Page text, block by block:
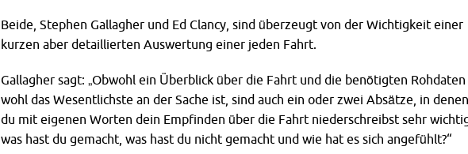
Beide, Stephen Gallagher und Ed Clancy, sind überzeugt von der Wichtigkeit einer
kurzen aber detaillierten Auswertung einer jeden Fahrt.
Gallagher sagt: „Obwohl ein Überblick über die Fahrt und die benötigten Rohdaten
wohl das Wesentlichste an der Sache ist, sind auch ein oder zwei Absätze, in denen
du mit eigenen Worten dein Empfinden über die Fahrt niederschreibst sehr
was hast du gemacht, was hast du nicht gemacht und wie hat es sich angefühlt?“